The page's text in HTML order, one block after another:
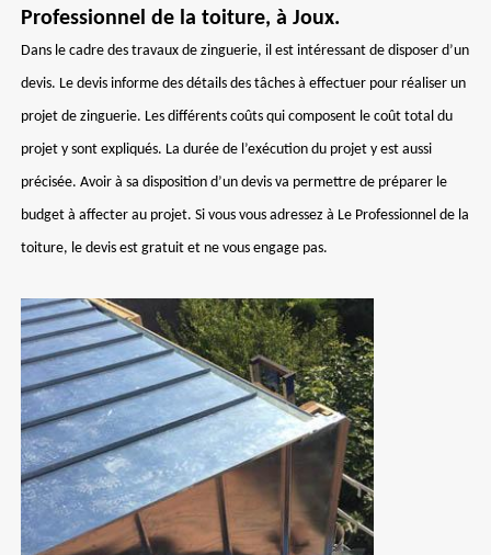
Professionnel de la toiture, à Joux.
Dans le cadre des travaux de zinguerie, il est intéressant de disposer d’un
devis. Le devis informe des détails des tâches à effectuer pour réaliser un
projet de zinguerie. Les différents coûts qui composent le coût total du
projet y sont expliqués. La durée de l’exécution du projet y est aussi
précisée. Avoir à sa disposition d’un devis va permettre de préparer le
budget à affecter au projet. Si vous vous adressez à Le Professionnel de la
toiture, le devis est gratuit et ne vous engage pas.